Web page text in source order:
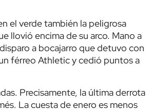
el verde también la peligrosa
llovió encima de su arco. Mano a
a bocajarro que detuvo con
férreo Athletic y cedió puntos a
Precisamente, la última derrota
La cuesta de enero es menos